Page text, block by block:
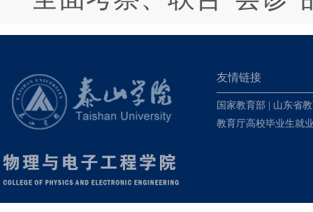
友情链接
国家教育部
山东省
教育厅高校毕业生就